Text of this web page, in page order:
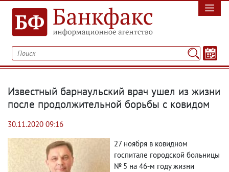
Известный барнаульский врач ушел из жизни
после продолжительной борьбы с ковидом
30.11.2020 09:16
27 ноября в ковидном
госпитале​ городской больницы
№ 5 на 46-м году жизни